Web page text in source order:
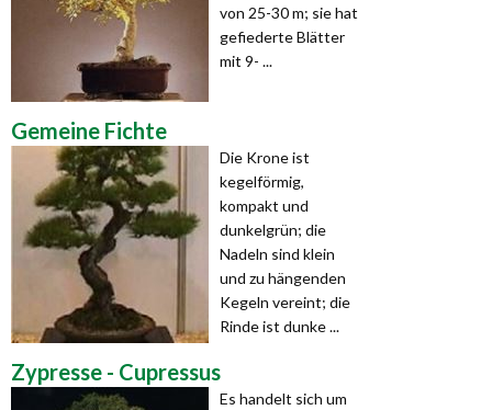
von 25-30 m; sie hat
gefiederte Blätter
mit 9- ...
Gemeine Fichte
Die Krone ist
kegelförmig,
kompakt und
dunkelgrün; die
Nadeln sind klein
und zu hängenden
Kegeln vereint; die
Rinde ist dunke ...
Zypresse - Cupressus
Es handelt sich um